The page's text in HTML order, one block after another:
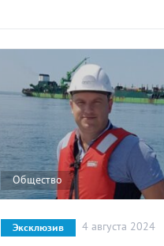
Общество
Эксклюзив 4 августа 2024